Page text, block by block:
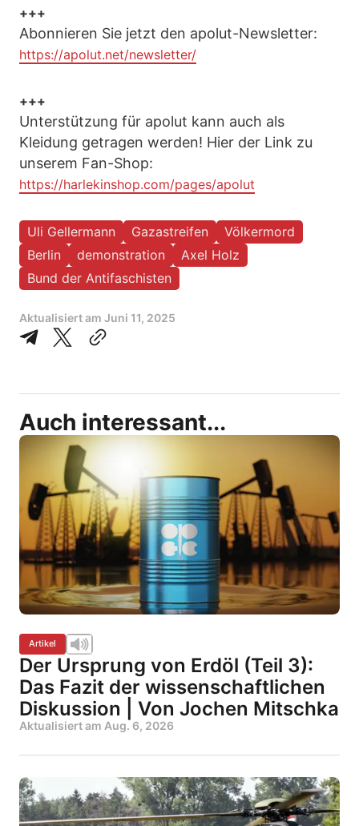
+++
Abonnieren Sie jetzt den apolut-Newsletter:
https://apolut.net/newsletter/
+++
Unterstützung für apolut kann auch als
Kleidung getragen werden! Hier der Link zu
unserem Fan-Shop:
https://harlekinshop.com/pages/apolut
Uli Gellermann Gazastreifen
Völkermord
Berlin
demonstration
Axel Holz
Bund der Antifaschisten
Aktualisiert am Juni 11, 2025
Auch interessant...
Artikel
Der Ursprung von Erdöl (Teil 3):
Das Fazit der wissenschaftlichen
Diskussion | Von Jochen Mitschka
Aktualisiert am Aug. 6, 2026